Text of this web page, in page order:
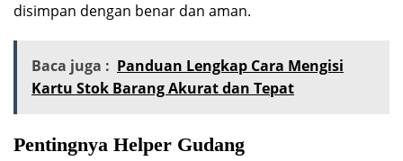
disimpan dengan benar dan aman.
Baca juga : Panduan Lengkap Cara Mengisi
Kartu Stok Barang Akurat dan Tepat
Pentingnya Helper Gudang